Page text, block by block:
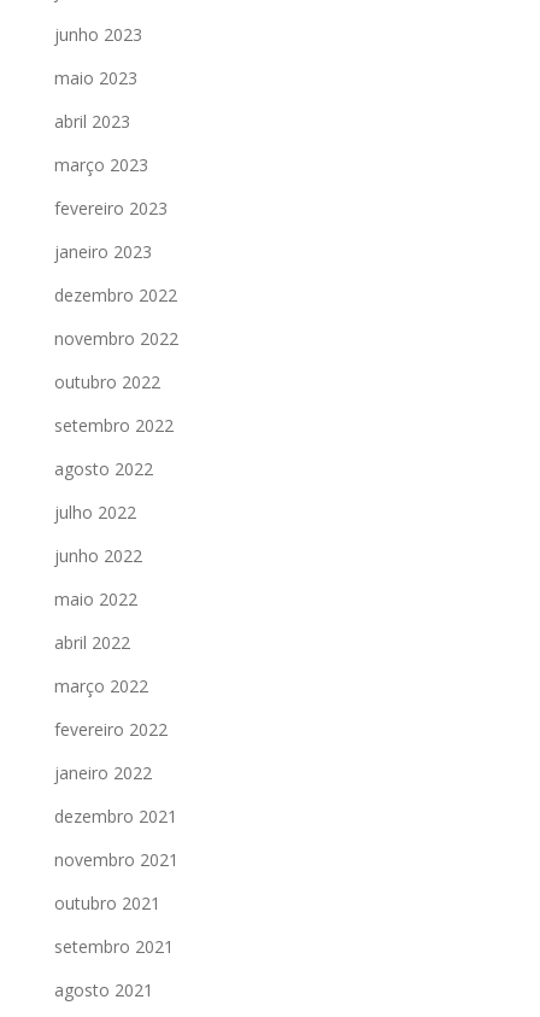
junho 2023
maio 2023
abril 2023
março 2023
fevereiro 2023
janeiro 2023
dezembro 2022
novembro 2022
outubro 2022
setembro 2022
agosto 2022
julho 2022
junho 2022
maio 2022
abril 2022
março 2022
fevereiro 2022
janeiro 2022
dezembro 2021
novembro 2021
outubro 2021
setembro 2021
agosto 2021